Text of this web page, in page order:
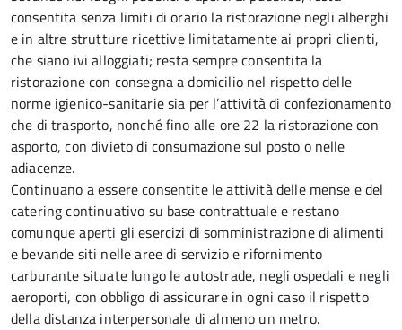
consentita senza limiti di orario la ristorazione negli alberghi
e in altre strutture ricettive limitatamente ai propri clienti,
che siano ivi alloggiati; resta sempre consentita la
ristorazione con consegna a domicilio nel rispetto delle
norme igienico-sanitarie sia per l’attività di confezionamento
che di trasporto, nonché fino alle ore 22 la ristorazione con
asporto, con divieto di consumazione sul posto o nelle
adiacenze.
Continuano a essere consentite le attività delle mense e del
catering continuativo su base contrattuale e restano
comunque aperti gli esercizi di somministrazione di alimenti
e bevande siti nelle aree di servizio e rifornimento
carburante situate lungo le autostrade, negli ospedali e negli
aeroporti, con obbligo di assicurare in ogni caso il rispetto
della distanza interpersonale di almeno un metro.